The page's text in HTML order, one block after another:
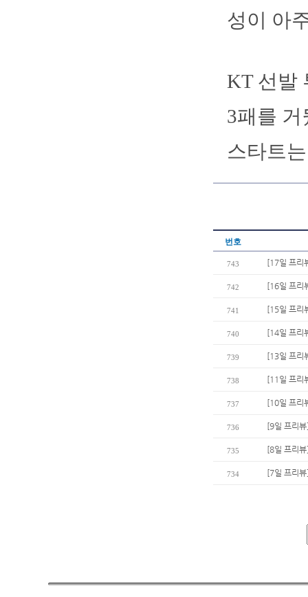
성이 아
KT 선발
3패를 거
스타트
번호
743 [17일 프리
742 [16일 프리
741 [15일 프리
740 [14일 프리
739 [13일 프리
738 [11일 프리
737 [10일 프리
736 [9일 프리
735 [8일 프리
734 [7일 프리